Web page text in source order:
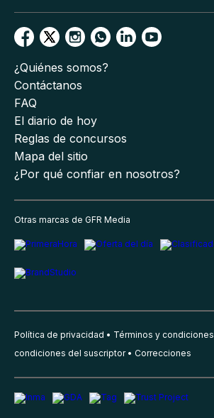
¿Quiénes somos?
Contáctanos
FAQ
El diario de hoy
Reglas de concursos
Mapa del sitio
¿Por qué confiar en nosotros?
Otras marcas de GFR Media
Política de privacidad Términos y condiciones
condiciones del suscriptor
Correcciones